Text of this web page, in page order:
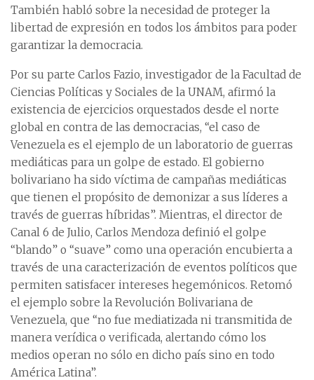
También habló sobre la necesidad de proteger la
libertad de expresión en todos los ámbitos para poder
garantizar la democracia.
Por su parte Carlos Fazio, investigador de la Facultad de
Ciencias Políticas y Sociales de la UNAM, afirmó la
existencia de ejercicios orquestados desde el norte
global en contra de las democracias, “el caso de
Venezuela es el ejemplo de un laboratorio de guerras
mediáticas para un golpe de estado. El gobierno
bolivariano ha sido víctima de campañas mediáticas
que tienen el propósito de demonizar a sus líderes a
través de guerras híbridas”. Mientras, el director de
Canal 6 de Julio, Carlos Mendoza definió el golpe
“blando” o “suave” como una operación encubierta a
través de una caracterización de eventos políticos que
permiten satisfacer intereses hegemónicos. Retomó
el ejemplo sobre la Revolución Bolivariana de
Venezuela, que “no fue mediatizada ni transmitida de
manera verídica o verificada, alertando cómo los
medios operan no sólo en dicho país sino en todo
América Latina”.